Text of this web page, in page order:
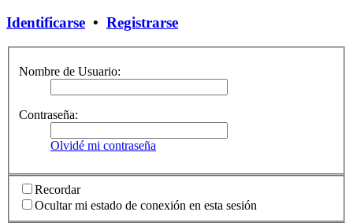
Identificarse • Registrarse
Nombre de Usuario:
Contraseña:
Olvidé mi contraseña
Recordar
Ocultar mi estado de conexión en esta sesión